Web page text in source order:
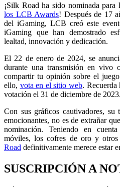
¡Silk Road ha sido nominada para
los LCB Awards! Después de 17
del iGaming, LCB creó este
iGaming que han demostrado
lealtad, innovación y dedicación.
El 22 de enero de 2024, se
durante una transmisión en vivo
compartir tu opinión sobre el
ello, vota en el sitio web. Recuerda
votación el 31 de diciembre de
Con sus gráficos cautivadores, su
emocionantes, no es de extrañar
nominación. Teniendo en
móviles, los cofres de oro y otros
Road definitivamente merece estar
SUSCRIPCIÓN A